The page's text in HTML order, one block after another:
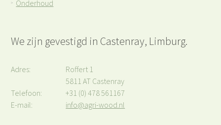
> Onderhoud
We zijn gevestigd in Castenray, Limburg.
Adres:
Roffert 1
5811 AT Castenray
Telefoon:
+31 (0) 478 561167
E-mail:
info@agri-wood.nl